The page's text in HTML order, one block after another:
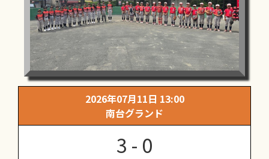
2026年07月11日 13:00
南台グランド
3 - 0